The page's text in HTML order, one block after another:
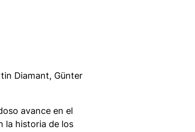
Diamant, Günter
avance en el
la historia de los